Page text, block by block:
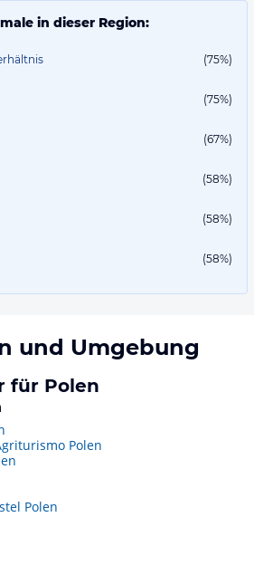
in dieser Region:
(75%)
(75%)
(67%)
(58%)
(58%)
(58%)
und Umgebung
für Polen
Polen
Polen